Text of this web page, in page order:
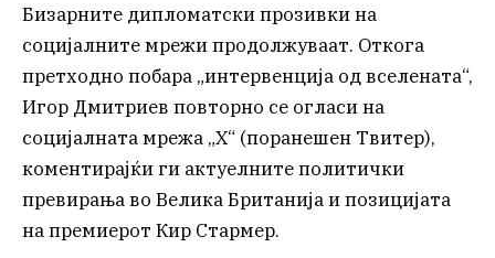
Бизарните дипломатски прозивки на
социјалните мрежи продолжуваат. Откога
претходно побара „интервенција од вселената“,
Игор Дмитриев повторно се огласи на
социјалната мрежа „Х“ (поранешен Твитер),
коментирајќи ги актуелните политички
превирања во Велика Британија и позицијата
на премиерот Кир Стармер.